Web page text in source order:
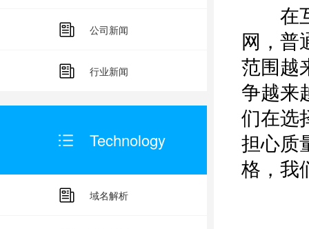
公司新闻
行业新闻
Technology
域名解析
在互
网，普
范围越
争越来
们在选
担心质
格，我